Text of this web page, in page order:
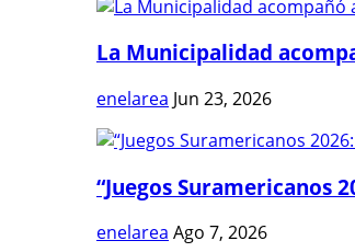
La Municipalidad
enelarea Jun 23, 2026
“Juegos Suramericanos
enelarea Ago 7, 2026